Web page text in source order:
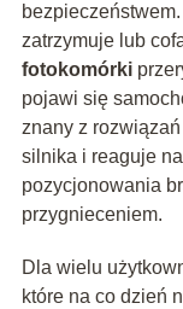
zatrzymuje lub
fotokomórki
pojawi się
znany z rozwiązań
silnika i reaguje
pozycjonowania
przygnieceniem.
Dla wielu
które na co dzień